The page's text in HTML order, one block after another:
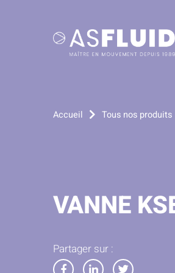
Accueil Tous nos produits
VANNE
Partager sur :